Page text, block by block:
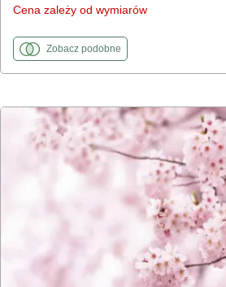
Cena zależy od wymiarów
Zobaczfototapety
podobnedo Ogród kwitnącej wiśni